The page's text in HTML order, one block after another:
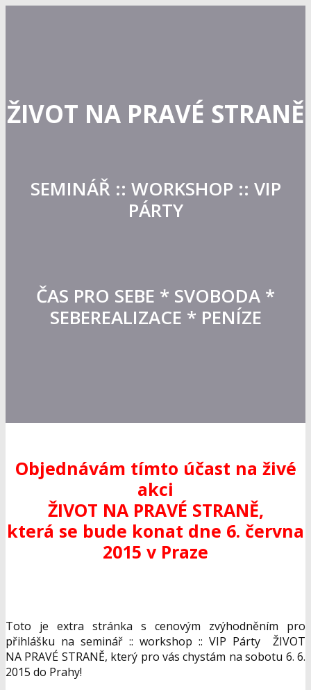
ŽIVOT NA PRAVÉ STRANĚ
SEMINÁŘ :: WORKSHOP :: VIP
PÁRTY
ČAS PRO SEBE * SVOBODA *
SEBEREALIZACE * PENÍZE
Objednávám tímto účast na živé
akci
ŽIVOT NA PRAVÉ STRANĚ,
která se bude konat dne 6. června
2015 v Praze
Toto je extra stránka s cenovým zvýhodněním pro
přihlášku na seminář :: workshop :: VIP Párty ŽIVOT
NA PRAVÉ STRANĚ, který pro vás chystám na sobotu 6. 6.
2015 do Prahy!